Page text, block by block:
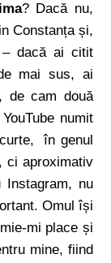
? Dacă nu,
Constanța și,
dacă ai citit
mai sus, ai
de cam două
numit
în genul
ci aproximativ
nu
Omul își
mi place și
mine, fiind